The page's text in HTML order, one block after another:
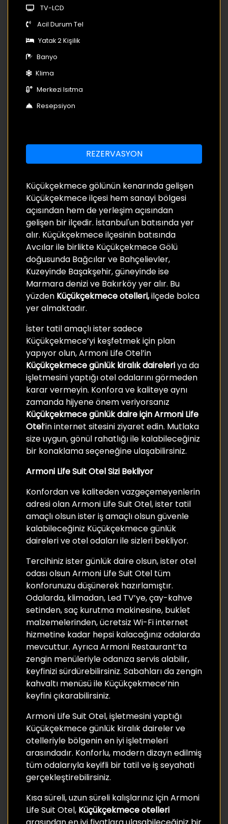
TV-LCD
Acil Durum Tel
Yatak 2 Kişilik
Banyo
Klima
Merkezi Isıtma
Resepsiyon
REZERVASYON
Küçükçekmece gölünün kenarında gelişen
Küçükçekmece ilçesi hem sanayi bölgesi
açısından hem de yerleşim açısından
gelişen bir ilçedir. İstanbul'un batısında yer
alır. Küçükçekmece ilçesinin batısında
Avcılar ile birlikte Küçükçekmece Gölü
doğusunda Bağcılar ve Bahçelievler,
Kuzeyinde Başakşehir, güneyinde ise
Marmara denizi ve Bakırköy yer alır. Bu
yüzden Küçükçekmece otelleri,ilçede bolca
yer almaktadır.
İster tatil amaçlı ister sadece
Küçükçekmece’yi keşfetmek için plan
yapıyor olun, Armoni Life Otel’in
Küçükçekmece günlük kiralık daireleriya da
işletmesini yaptığı otel odalarını görmeden
karar vermeyin. Konfora ve kaliteye aynı
zamanda hijyene önem veriyorsanız
Küçükçekmece günlük daire için Armoni Life
Otel’in internet sitesini ziyaret edin. Mutlaka
size uygun, gönül rahatlığı ile kalabileceğiniz
bir konaklama seçeneğine ulaşabilirsiniz.
Armoni Life Suit Otel Sizi Bekliyor
Konfordan ve kaliteden vazgeçemeyenlerin
adresi olan Armoni Life Suit Otel, ister tatil
amaçlı olsun ister iş amaçlı olsun güvenle
kalabileceğiniz Küçükçekmece günlük
daireleri ve otel odaları ile sizleri bekliyor.
Tercihiniz ister günlük daire olsun, ister otel
odası olsun Armoni Life Suit Otel tüm
konforunuzu düşünerek hazırlamıştır.
Odalarda, klimadan, Led TV’ye, çay-kahve
setinden, saç kurutma makinesine, buklet
malzemelerinden, ücretsiz Wi-Fi internet
hizmetine kadar hepsi kalacağınız odalarda
mevcuttur. Ayrıca Armoni Restaurant’ta
zengin menüleriyle odanıza servis alabilir,
keyfinizi sürdürebilirsiniz. Sabahları da zengin
kahvaltı menüsü ile Küçükçekmece’nin
keyfini çıkarabilirsiniz.
Armoni Life Suit Otel, işletmesini yaptığı
Küçükçekmece günlük kiralık daireler ve
otelleriyle bölgenin en iyi işletmeleri
arasındadır. Konforlu, modern dizayn edilmiş
tüm odalarıyla keyifli bir tatil ve iş seyahati
gerçekleştirebilirsiniz.
Kısa süreli, uzun süreli kalışlarınız için Armoni
Life Suit Otel, Küçükçekmece otelleri